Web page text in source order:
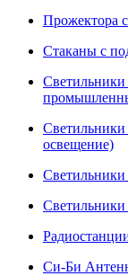
Прожектора
Стаканы с
Светильники
освещение)
Светильники
Си-Би